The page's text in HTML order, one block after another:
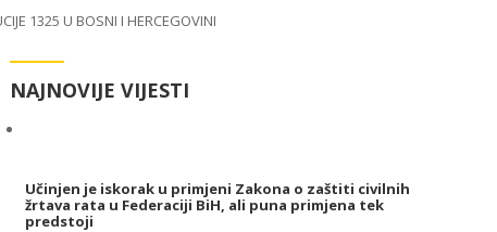
1325 U BOSNI I HERCEGOVINI
NAJNOVIJE VIJESTI
Učinjen je iskorak u primjeni Zakona o zaštiti civilnih
žrtava rata u Federaciji BiH, ali puna primjena tek
predstoji